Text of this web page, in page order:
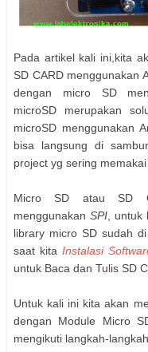
Pada artikel kali ini,kita
SD CARD menggunakan
dengan micro SD
microSD merupakan
microSD menggunakan
bisa langsung di
project yg sering
Micro SD atau SD
menggunakan SPI ,
library micro SD sudah
saat kita Instalasi
untuk Baca dan Tulis SD
Untuk kali ini kita akan
dengan Module Micro
mengikuti langkah-